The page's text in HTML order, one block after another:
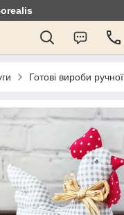
Готові вироби